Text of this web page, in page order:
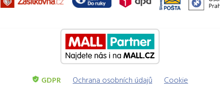
GDPR Ochrana osobních údajů Cookie